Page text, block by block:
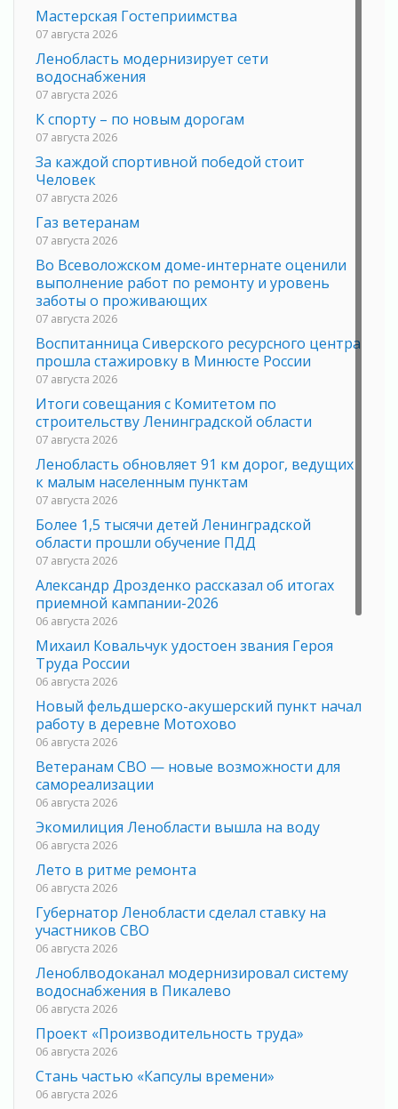
Мастерская Гостеприимства
07 августа 2026
Ленобласть модернизирует сети
водоснабжения
07 августа 2026
К спорту – по новым дорогам
07 августа 2026
За каждой спортивной победой стоит
Человек
07 августа 2026
Газ ветеранам
07 августа 2026
Во Всеволожском доме-интернате оценили
выполнение работ по ремонту и уровень
заботы о проживающих
07 августа 2026
Воспитанница Сиверского ресурсного центра
прошла стажировку в Минюсте России
07 августа 2026
Итоги совещания с Комитетом по
строительству Ленинградской области
07 августа 2026
Ленобласть обновляет 91 км дорог, ведущих
к малым населенным пунктам
07 августа 2026
Более 1,5 тысячи детей Ленинградской
области прошли обучение ПДД
07 августа 2026
Александр Дрозденко рассказал об итогах
приемной кампании-2026
06 августа 2026
Михаил Ковальчук удостоен звания Героя
Труда России
06 августа 2026
Новый фельдшерско-акушерский пункт начал
работу в деревне Мотохово
06 августа 2026
Ветеранам СВО — новые возможности для
самореализации
06 августа 2026
Экомилиция Ленобласти вышла на воду
06 августа 2026
Лето в ритме ремонта
06 августа 2026
Губернатор Ленобласти сделал ставку на
участников СВО
06 августа 2026
Леноблводоканал модернизировал систему
водоснабжения в Пикалево
06 августа 2026
Проект «Производительность труда»
06 августа 2026
Стань частью «Капсулы времени»
06 августа 2026